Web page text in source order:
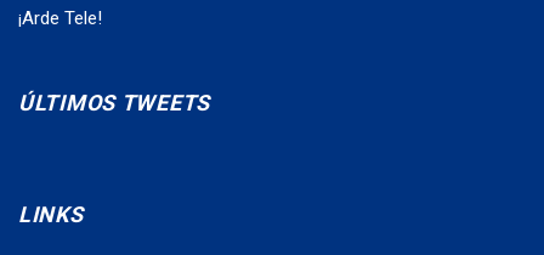
¡Arde Tele!
ÚLTIMOS TWEETS
LINKS